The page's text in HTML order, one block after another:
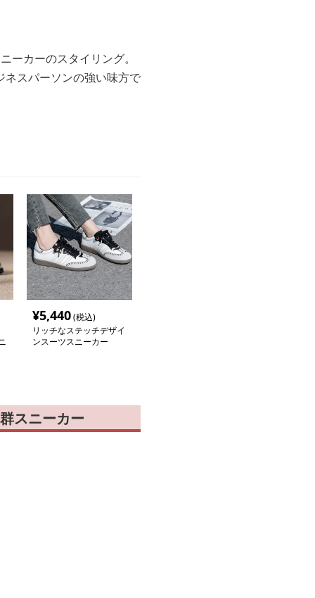
ーカーのスタイリング。
スパーソンの強い味方で
¥5,440(税込)
リッチなステッチデザイ
ンスーツスニーカー
スニーカー